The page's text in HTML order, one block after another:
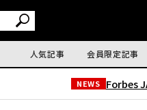
人気記事 会員限定記事
NEWS Forbes